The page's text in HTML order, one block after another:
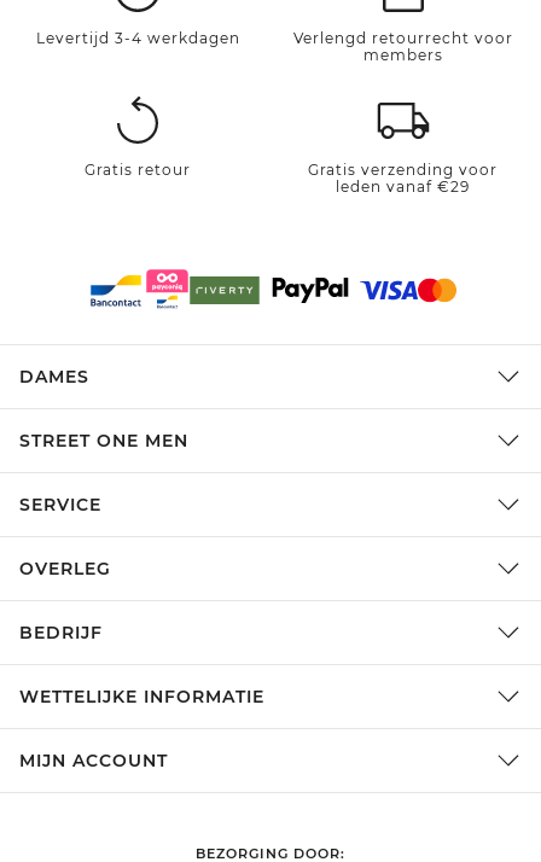
Levertijd 3-4 werkdagen
Verlengd retourrecht voor
members
Gratis retour
Gratis verzending voor
leden vanaf €29
DAMES
STREET ONE MEN
SERVICE
OVERLEG
BEDRIJF
WETTELIJKE INFORMATIE
MIJN ACCOUNT
BEZORGING DOOR: